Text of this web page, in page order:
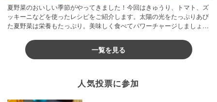
夏野菜のおいしい季節がやってきました！今回はきゅうり、トマト、ズ
ッキーニなどを使ったレシピをご紹介します。太陽の光をたっぷりあび
た夏野菜は栄養もたっぷり。美味しく食べてパワーチャージしましょう
一覧を見る
人気投票に参加